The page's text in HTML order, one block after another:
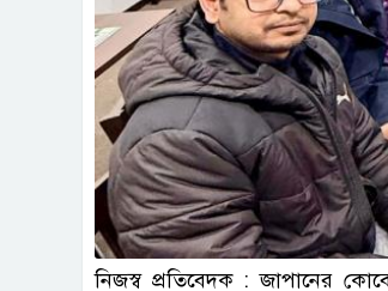
নিজস্ব প্রতিবেদক : জাপানের